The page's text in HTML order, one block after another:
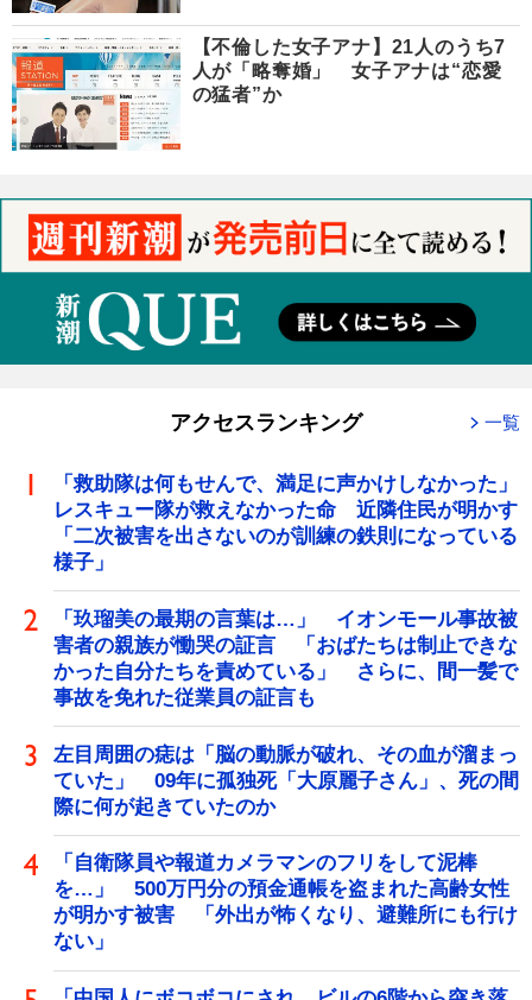
【不倫した女子アナ】21人のうち7
人が「略奪婚」 女子アナは“恋愛
の猛者”か
アクセスランキング 一覧
「救助隊は何もせんで、満足に声かけしなかった」
レスキュー隊が救えなかった命 近隣住民が明かす
「二次被害を出さないのが訓練の鉄則になっている
様子」
「玖瑠美の最期の言葉は…」 イオンモール事故被
害者の親族が慟哭の証言 「おばたちは制止できな
かった自分たちを責めている」 さらに、間一髪で
事故を免れた従業員の証言も
左目周囲の痣は「脳の動脈が破れ、その血が溜まっ
ていた」 09年に孤独死「大原麗子さん」、死の間
際に何が起きていたのか
「自衛隊員や報道カメラマンのフリをして泥棒
を…」 500万円分の預金通帳を盗まれた高齢女性
が明かす被害 「外出が怖くなり、避難所にも行け
ない」